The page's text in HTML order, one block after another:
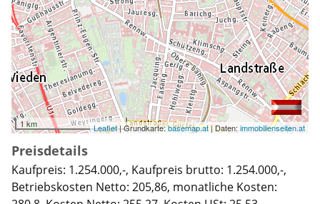
1 km Leaflet| Grundkarte:basemap.at| Daten:immobilienseiten.at
Preisdetails
Kaufpreis: 1.254.000,-, Kaufpreis brutto: 1.254.000,-,
Betriebskosten Netto: 205,86, monatliche Kosten: